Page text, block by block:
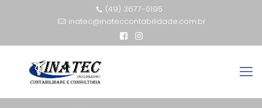
(49) 3677-0195
inatec@inateccontabilidade.com.br